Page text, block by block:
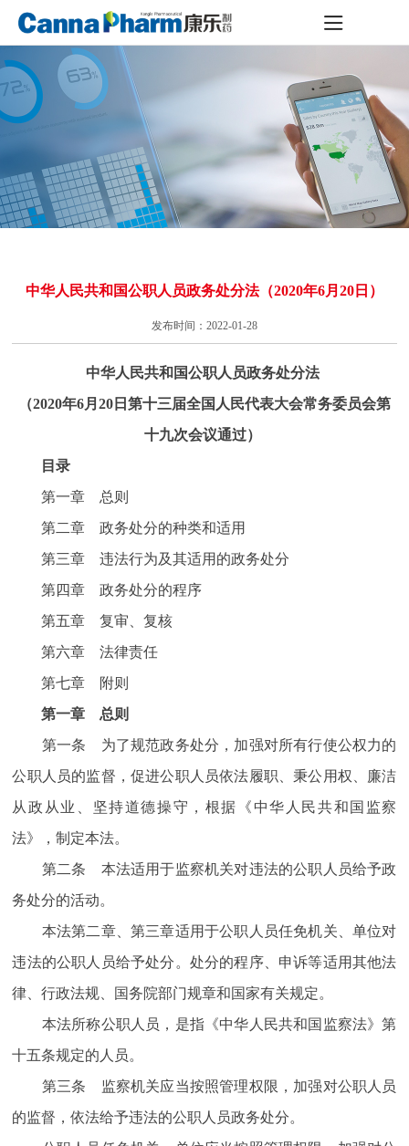
中华人民共和国公职人员政务处分法（2020年6月20日）
发布时间：2022-01-28
中华人民共和国公职人员政务处分法
（2020年6月20日第十三届全国人民代表大会常务委员会第
十九次会议通过）
目录
第一章 总则
第二章 政务处分的种类和适用
第三章 违法行为及其适用的政务处分
第四章 政务处分的程序
第五章 复审、复核
第六章 法律责任
第七章 附则
第一章 总则
第一条 为了规范政务处分，加强对所有行使公权力的
公职人员的监督，促进公职人员依法履职、秉公用权、廉洁
从政从业、坚持道德操守，根据《中华人民共和国监察
法》，制定本法。
第二条 本法适用于监察机关对违法的公职人员给予政
务处分的活动。
本法第二章、第三章适用于公职人员任免机关、单位对
违法的公职人员给予处分。处分的程序、申诉等适用其他法
律、行政法规、国务院部门规章和国家有关规定。
本法所称公职人员，是指《中华人民共和国监察法》第
十五条规定的人员。
第三条 监察机关应当按照管理权限，加强对公职人员
的监督，依法给予违法的公职人员政务处分。